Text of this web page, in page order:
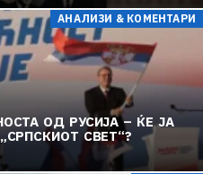
АНАЛИЗИ & КОМЕНТАРИ
ОД РУСИЈА – ЌЕ ЈА
СВЕТ“?